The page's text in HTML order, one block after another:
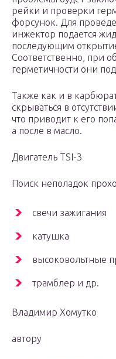
рейки и проверки
форсунок. Для
инжектор подается
последующим
Соответственно, при
герметичности они
Также как и в
скрываться в
что приводит к его
а после в масло.
Двигатель TSI-3
Поиск неполадок
свечи зажигания
катушка
высоковольтные
трамблер и др.
Владимир Хомутко
автору